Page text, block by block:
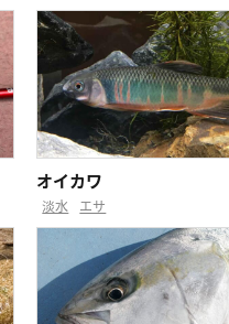
オイカワ
淡水 エサ